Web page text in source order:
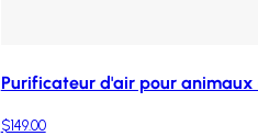
Purificateur d'air pour
$149.00